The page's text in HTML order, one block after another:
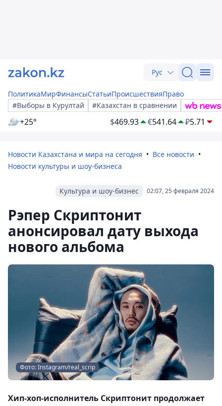
Рус
ПолитикаМирФинансыСтатьиПроисшествияПраво
#Выборы в Курултай
#Казахстан в сравнении
+25° $469.93 €541.64 ₽5.71
Новости Казахстана и мира на сегодня
Все новости
Новости культуры и шоу-бизнеса
02:07, 25 февраля 2024
Культура и шоу-бизнес
Рэпер Скриптонит
анонсировал дату выхода
нового альбома
Фото: Instagram/real_scrip
Хип-хоп-исполнитель Скриптонит продолжает